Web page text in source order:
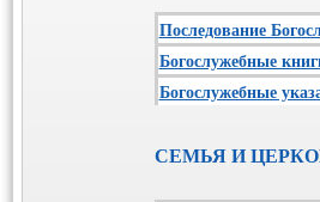
Последование
Богослужебные
Богослужебные
СЕМЬЯ И